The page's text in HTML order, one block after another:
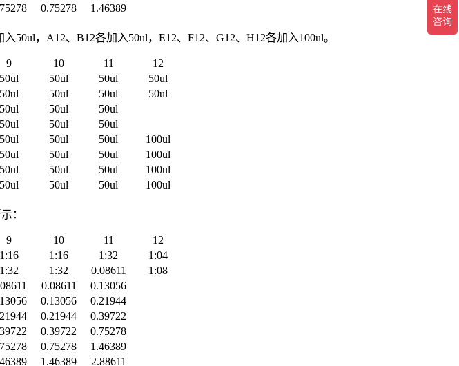
0.75278 1.46389
，A12、B12各加入50ul，E12、F12、G12、H12各加入100ul。
9 10 11
12
50ul 50ul 50ul
50ul
50ul 50ul 50ul
50ul
50ul 50ul
50ul
50ul 50ul
50ul
50ul 50ul 50ul
100ul
50ul 50ul 50ul
100ul
50ul 50ul 50ul
100ul
50ul 50ul 50ul 100ul
：
9 10 11
12
1:16 1:16 1:32
1:04
1:32 1:32 0.08611
1:08
0.08611
0.13056
0.13056
0.21944
0.21944
0.39722
0.39722
0.75278
0.75278
1.46389
1.46389 2.88611